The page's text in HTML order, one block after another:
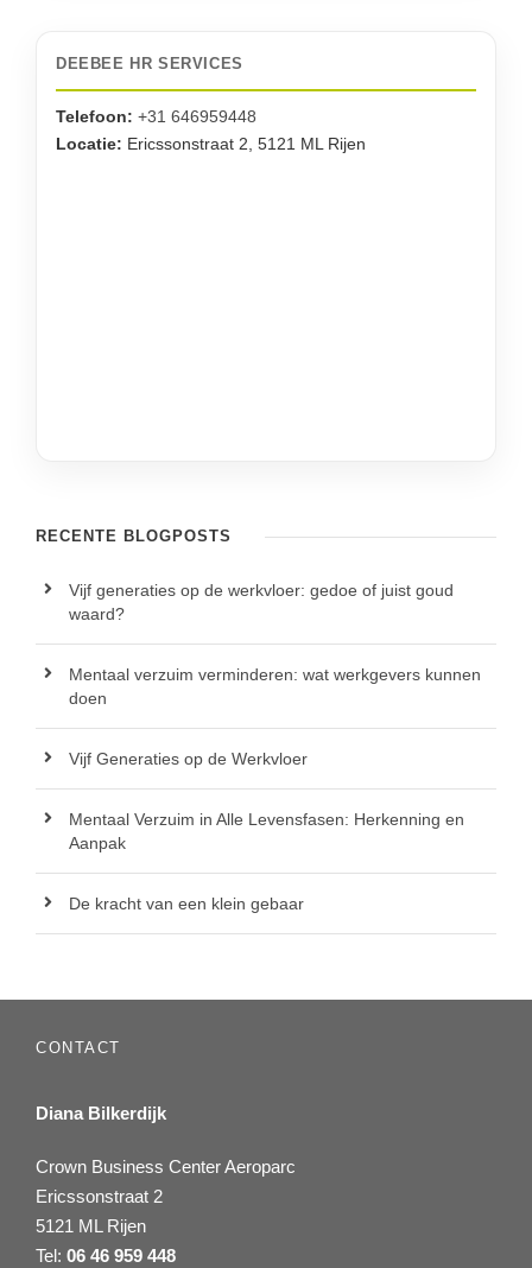
DEEBEE HR SERVICES
Telefoon: +31 646959448
Locatie: Ericssonstraat 2, 5121 ML Rijen
RECENTE BLOGPOSTS
Vijf generaties op de werkvloer: gedoe of juist goud
waard?
Mentaal verzuim verminderen: wat werkgevers kunnen
doen
Vijf Generaties op de Werkvloer
Mentaal Verzuim in Alle Levensfasen: Herkenning en
Aanpak
De kracht van een klein gebaar
CONTACT
Diana Bilkerdijk
Crown Business Center Aeroparc
Ericssonstraat 2
5121 ML Rijen
Tel: 06 46 959 448